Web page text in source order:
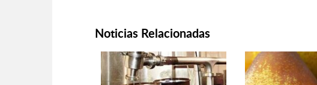
Noticias Relacionadas